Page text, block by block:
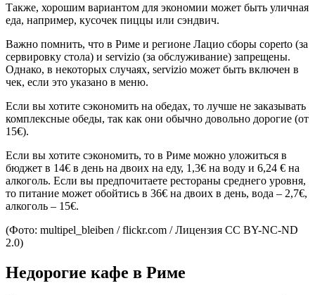
Также, хорошим вариантом для экономии может быть уличная
еда, например, кусочек пиццы или сэндвич.
Важно помнить, что в Риме и регионе Лацио сборы coperto (за
сервировку стола) и servizio (за обслуживание) запрещены.
Однако, в некоторых случаях, servizio может быть включен в
чек, если это указано в меню.
Если вы хотите сэкономить на обедах, то лучше не заказывать
комплексные обеды, так как они обычно довольно дорогие (от
15€).
Если вы хотите сэкономить, то в Риме можно уложиться в
бюджет в 14€ в день на двоих на еду, 1,3€ на воду и 6,24 € на
алкоголь. Если вы предпочитаете рестораны среднего уровня,
то питание может обойтись в 36€ на двоих в день, вода – 2,7€,
алкоголь – 15€.
(Фото: multipel_bleiben / flickr.com / Лицензия CC BY-NC-ND
2.0)
Недорогие кафе в Риме